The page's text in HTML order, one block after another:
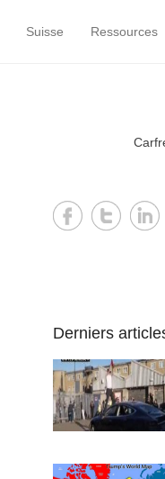
Suisse Ressources
Derniers